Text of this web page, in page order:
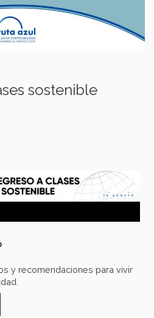
sostenible
y recomendaciones para vivir